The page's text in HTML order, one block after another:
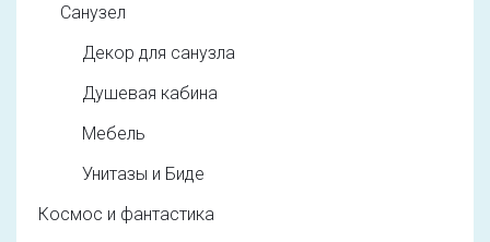
Санузел
Декор для санузла
Душевая кабина
Мебель
Унитазы и Биде
Космос и фантастика